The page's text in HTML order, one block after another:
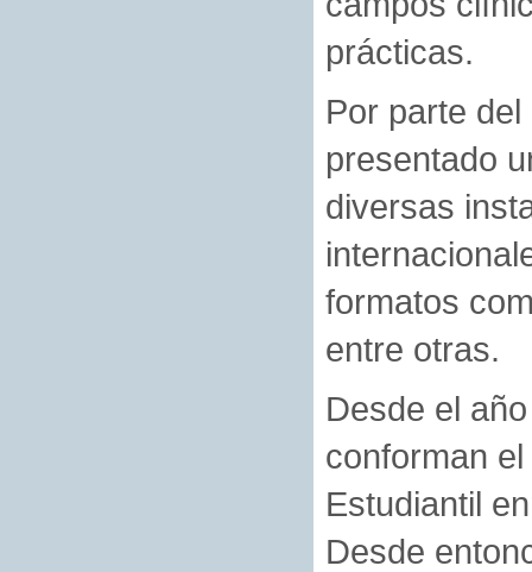
prácticas.
Por parte
presentado
diversas
formatos
entre otras.
Desde el
conforman
Estudiantil
Desde